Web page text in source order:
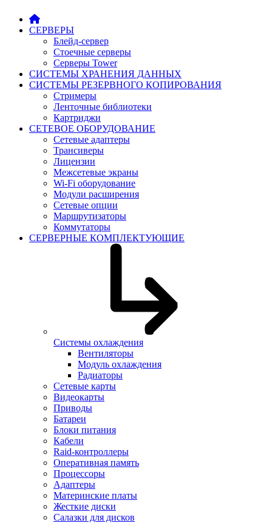
СЕРВЕРЫ
Блейд-сервер
Стоечные серверы
Серверы Tower
СИСТЕМЫ ХРАНЕНИЯ ДАННЫХ
СИСТЕМЫ РЕЗЕРВНОГО КОПИРОВАНИЯ
Стримеры
Ленточные библиотеки
Картриджи
СЕТЕВОЕ ОБОРУДОВАНИЕ
Сетевые адаптеры
Трансиверы
Лицензии
Межсетевые экраны
Wi-Fi оборудование
Модули расширения
Сетевые опции
Маршрутизаторы
Коммутаторы
СЕРВЕРНЫЕ КОМПЛЕКТУЮЩИЕ
Системы охлаждения
Вентиляторы
Модуль охлаждения
Радиаторы
Сетевые карты
Видеокарты
Приводы
Батареи
Блоки питания
Кабели
Raid-контроллеры
Оперативная память
Процессоры
Адаптеры
Материнские платы
Жесткие диски
Салазки для дисков